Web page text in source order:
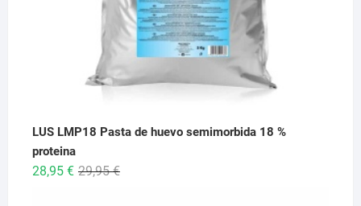
LUS LMP18 Pasta de huevo semimorbida 18 %
proteina
29,95€El
28,95 €
El